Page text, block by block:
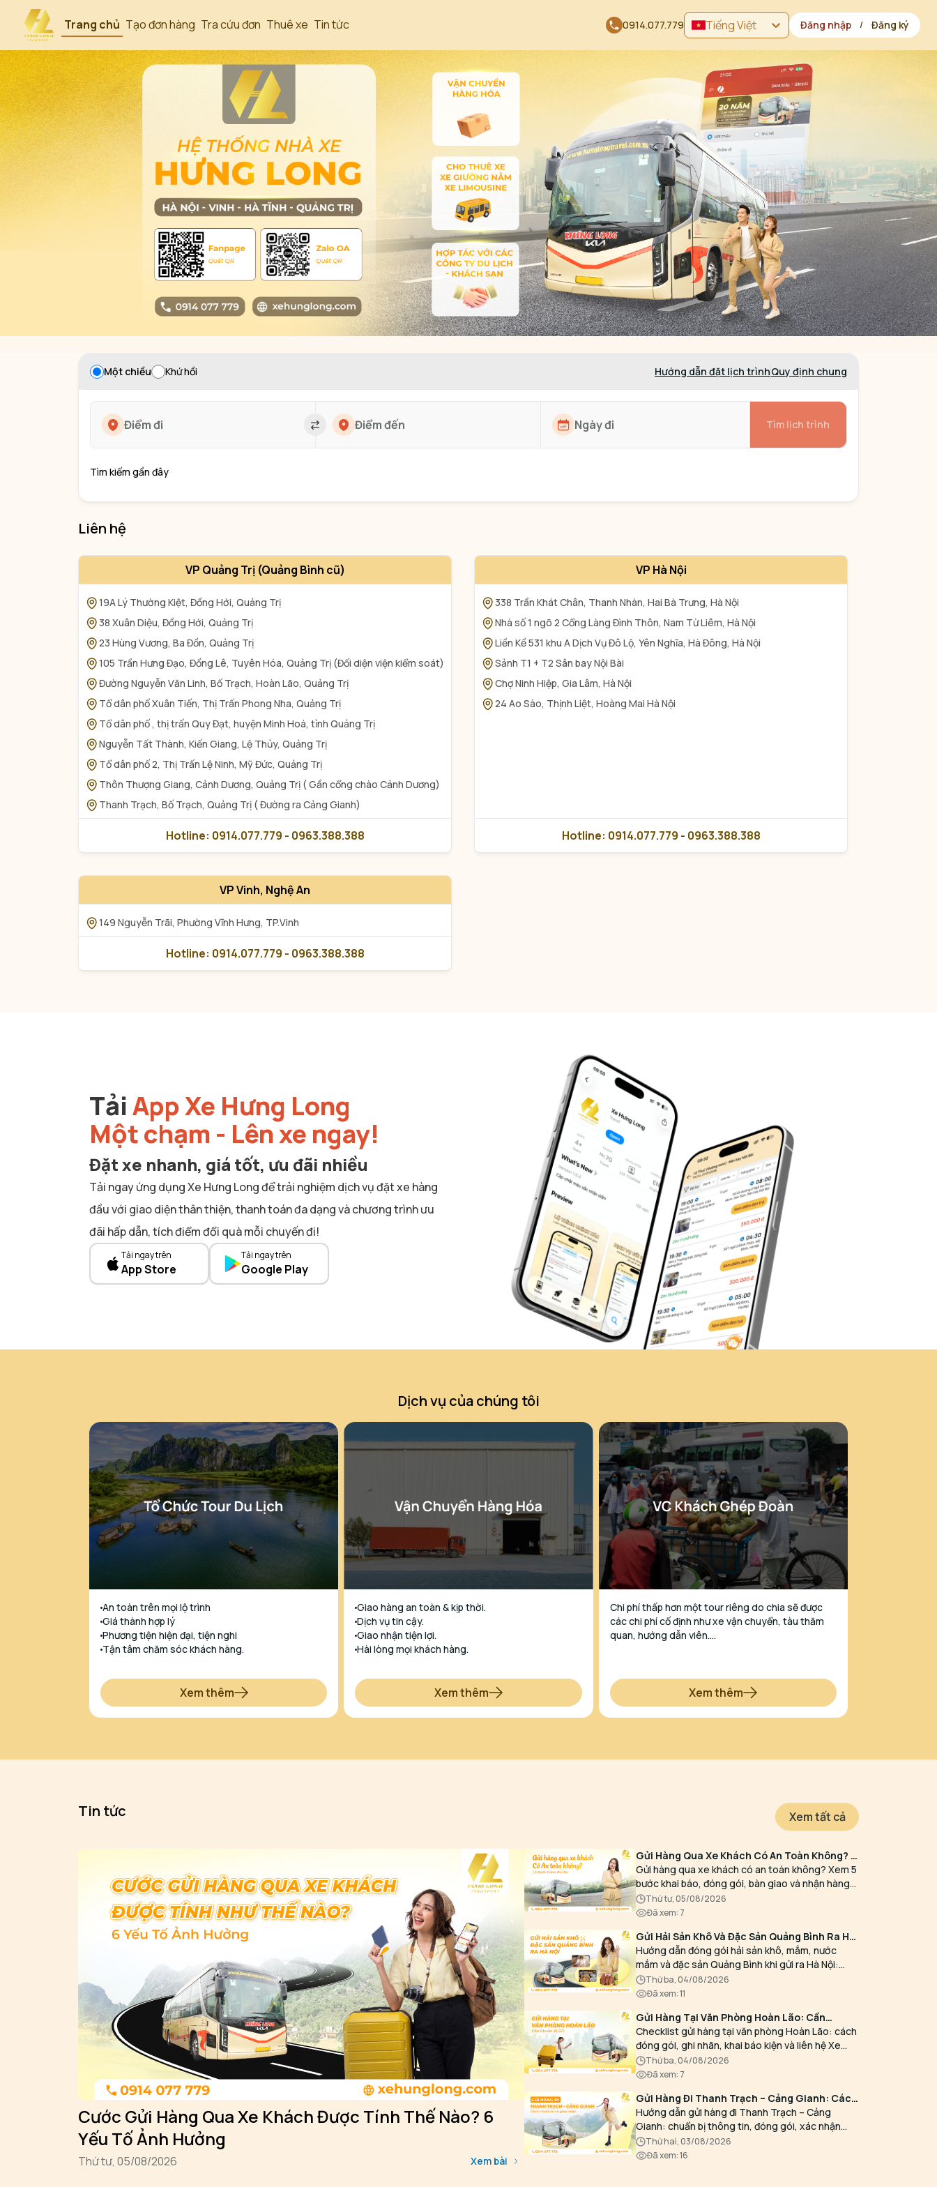
Trang chủ Tạo đơn hàng Tra cứu đơn Thuê xe Tin tức 0914.077.779 Tiếng Việt Đăng nhập / Đăng ký
Một chiều Khứ hồi Hướng dẫn đặt lịch trìnhQuy định chung
Tìm lịch trình
Tìm kiếm gần đây
Liên hệ
VP Quảng Trị (Quảng Bình cũ)
19A Lý Thường Kiệt, Đồng Hới, Quảng Trị
38 Xuân Diệu, Đồng Hới, Quảng Trị
23 Hùng Vương, Ba Đồn, Quảng Trị
105 Trần Hưng Đạo, Đồng Lê, Tuyên Hóa, Quảng Trị (Đối diện viện kiểm soát)
Đường Nguyễn Văn Linh, Bố Trạch, Hoàn Lão, Quảng Trị
Tổ dân phố Xuân Tiến, Thị Trấn Phong Nha, Quảng Trị
Tổ dân phố , thị trấn Quy Đạt, huyện Minh Hoá, tỉnh Quảng Trị
Nguyễn Tất Thành, Kiến Giang, Lệ Thủy, Quảng Trị
Tổ dân phố 2, Thị Trấn Lệ Ninh, Mỹ Đức, Quảng Trị
Thôn Thượng Giang, Cảnh Dương, Quảng Trị ( Gần cổng chào Cảnh Dương)
Thanh Trạch, Bố Trạch, Quảng Trị ( Đường ra Cảng Gianh)
Hotline: 0914.077.779 - 0963.388.388
VP Hà Nội
338 Trần Khát Chân, Thanh Nhàn, Hai Bà Trưng, Hà Nội
Nhà số 1 ngõ 2 Cổng Làng Đình Thôn, Nam Từ Liêm, Hà Nội
Liền Kề 531 khu A Dịch Vụ Đô Lộ, Yên Nghĩa, Hà Đông, Hà Nội
Sảnh T1 + T2 Sân bay Nội Bài
Chợ Ninh Hiệp, Gia Lâm, Hà Nội
24 Ao Sào, Thịnh Liệt, Hoàng Mai Hà Nội
Hotline: 0914.077.779 - 0963.388.388
VP Vinh, Nghệ An
149 Nguyễn Trãi, Phường Vĩnh Hưng, TP.Vinh
Hotline: 0914.077.779 - 0963.388.388
TảiApp Xe Hưng Long
Một chạm - Lên xe ngay!
Đặt xe nhanh, giá tốt, ưu đãi nhiều
Tải ngay ứng dụng Xe Hưng Long để trải nghiệm dịch vụ đặt xe hàng
đầu với giao diện thân thiện, thanh toán đa dạng và chương trình ưu
đãi hấp dẫn, tích điểm đổi quà mỗi chuyến đi!
Tải ngay trên
App Store
Tải ngay trên
Google Play
Dịch vụ của chúng tôi
An toàn trên mọi lộ trình
Giá thành hợp lý
Phương tiện hiện đại, tiện nghi
Tận tâm chăm sóc khách hàng.
Xem thêm
Giao hàng an toàn & kịp thời.
Dịch vụ tin cậy.
Giao nhận tiện lợi.
Hài lòng mọi khách hàng.
Xem thêm
Chi phí thấp hơn một tour riêng do chia sẽ được
các chi phí cố định như xe vận chuyển, tàu thăm
quan, hướng dẫn viên….
Xem thêm
Tin tức Xem tất cả
Cước Gửi Hàng Qua Xe Khách Được Tính Thế Nào? 6
Yếu Tố Ảnh Hưởng
thứ tư, 05/08/2026 Xem bài
Gửi Hàng Qua Xe Khách Có An Toàn Không? 5
Bước Giảm Rủi Ro
Gửi hàng qua xe khách có an toàn không? Xem 5
bước khai báo, đóng gói, bàn giao và nhận hàng
giúp giảm rủi ro, cùng các nhóm hàng cần xác
nhận trước.
thứ tư, 05/08/2026
Đã xem: 7
Gửi Hải Sản Khô Và Đặc Sản Quảng Bình Ra Hà
Nội: Cách Đóng Gói
Hướng dẫn đóng gói hải sản khô, mắm, nước
mắm và đặc sản Quảng Bình khi gửi ra Hà Nội:
chống ẩm, chống mùi, chống rò và ghi nhãn kiện
hàng.
thứ ba, 04/08/2026
Đã xem:11
Gửi Hàng Tại Văn Phòng Hoàn Lão: Cần
Chuẩn Bị Gì?
Checklist gửi hàng tại văn phòng Hoàn Lão: cách
đóng gói, ghi nhãn, khai báo kiện và liên hệ Xe
Hưng Long trước khi bàn giao tại xã Hoàn Lão.
thứ ba, 04/08/2026
Đã xem: 7
Gửi Hàng Đi Thanh Trạch – Cảng Gianh: Cách
Chuẩn Bị Và Giao Nhận
Hướng dẫn gửi hàng đi Thanh Trạch – Cảng
Gianh: chuẩn bị thông tin, đóng gói, xác nhận
điểm giao nhận và liên hệ Xe Hưng Long để kiểm
tra chuyến, báo cước.
thứ hai, 03/08/2026
Đã xem:16